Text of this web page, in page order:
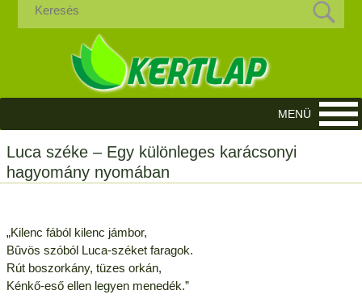
Luca széke – Egy különleges karácsonyi
hagyomány nyomában
„Kilenc fából kilenc jámbor,
Bûvös szóból Luca-széket faragok.
Rút boszorkány, tüzes orkán,
Kénkő-eső ellen legyen menedék.”